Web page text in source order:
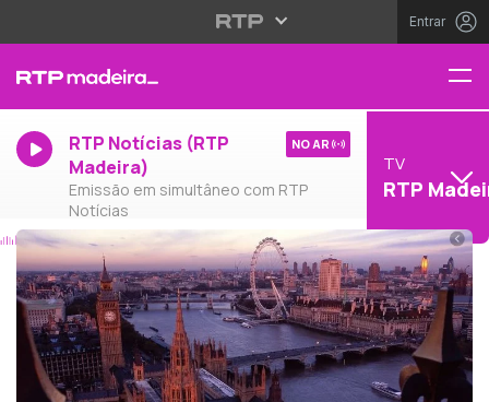
Entrar
RTP Notícias (RTP
Madeira)
Emissão em simultâneo com RTP
Notícias
NO AR
TV
RTP